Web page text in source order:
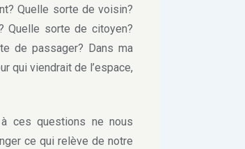
Quelle sorte de voisin?
Quelle sorte de citoyen?
de passager? Dans ma
qui viendrait de l’espace,
ces questions ne nous
ce qui relève de notre